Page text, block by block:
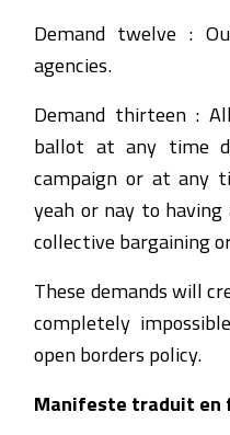
Demand twelve :
agencies.
Demand thirteen :
ballot at any time
campaign or at any
yeah or nay to
collective bargaining
These demands will
completely
open borders policy.
Manifeste traduit en